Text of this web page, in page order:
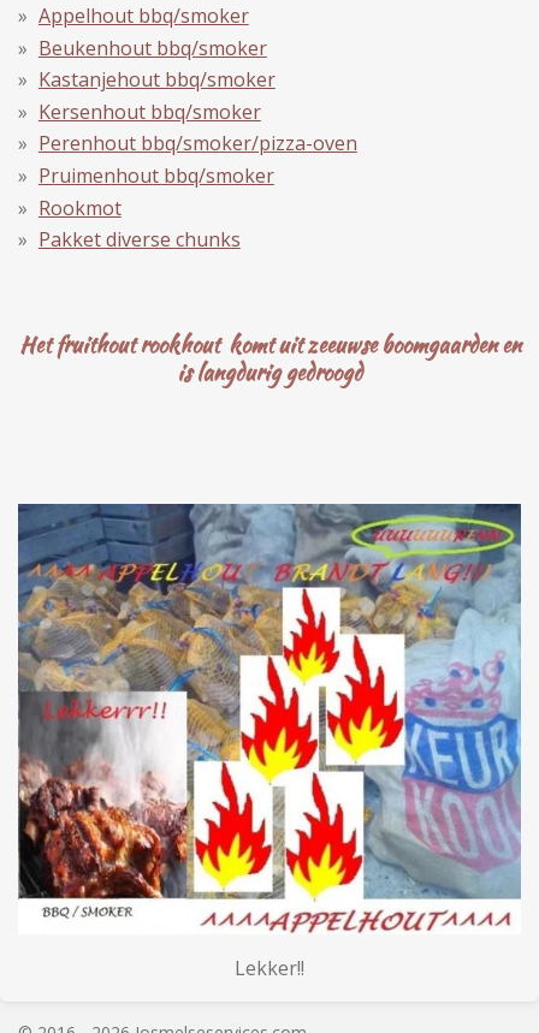
Appelhout bbq/smoker
Beukenhout bbq/smoker
Kastanjehout bbq/smoker
Kersenhout bbq/smoker
Perenhout bbq/smoker/pizza-oven
Pruimenhout bbq/smoker
Rookmot
Pakket diverse chunks
Het fruithout rookhout komt uit zeeuwse boomgaarden en
is langdurig gedroogd
Lekker!!